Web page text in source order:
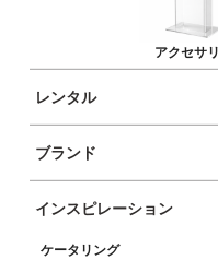
アクセサ
レンタル
ブランド
インスピレーション
ケータリング